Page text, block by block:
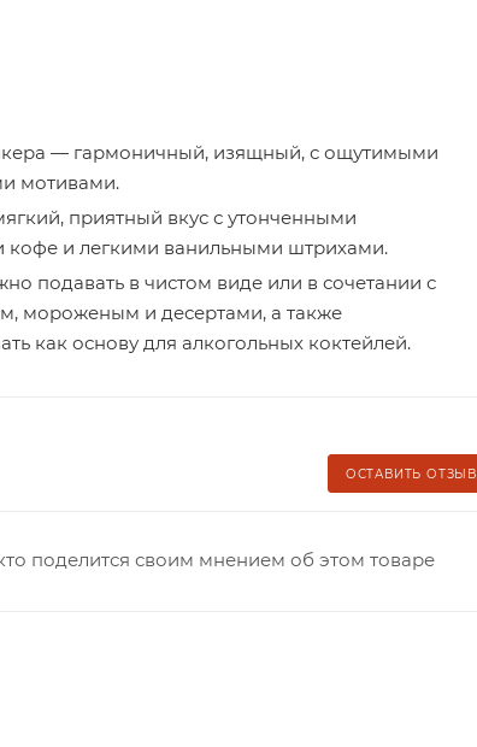
— гармоничный, изящный, с ощутимыми
мотивами.
приятный вкус с утонченными
кофе и легкими ванильными штрихами.
подавать в чистом виде или в сочетании с
мороженым и десертами, а также
как основу для алкогольных коктейлей.
ОСТАВИТЬ ОТЗЫВ
поделится своим мнением об этом товаре